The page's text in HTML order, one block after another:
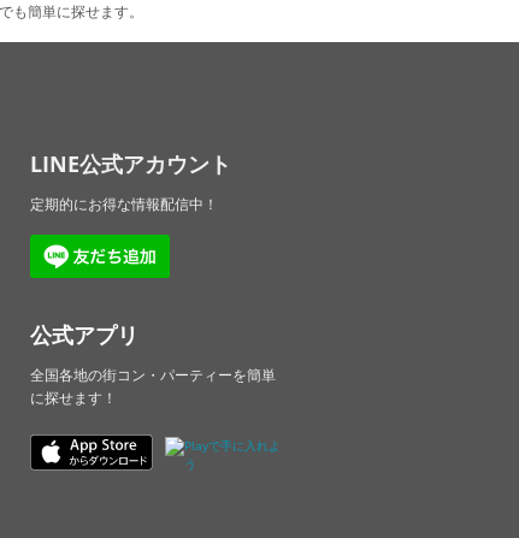
簡単に探せます。
LINE公式アカウント
定期的にお得な情報配信中！
公式アプリ
全国各地の街コン・パーティーを簡単
に探せます！